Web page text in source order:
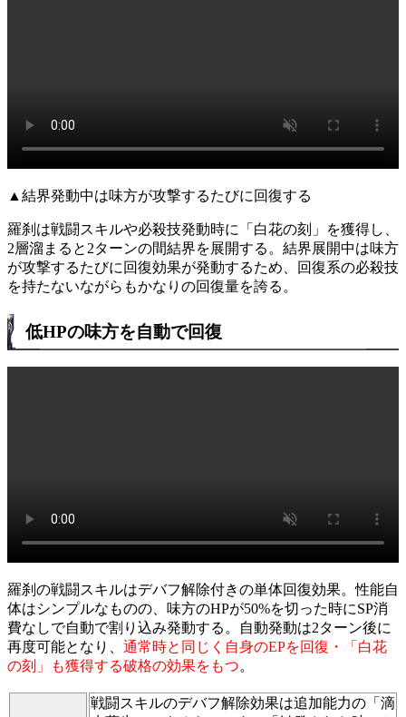
▲結界発動中は味方が攻撃するたびに回復する
羅刹は戦闘スキルや必殺技発動時に「白花の刻」を獲得し、
2層溜まると2ターンの間結界を展開する。結界展開中は味方
が攻撃するたびに回復効果が発動するため、回復系の必殺技
を持たないながらもかなりの回復量を誇る。
低HPの味方を自動で回復
羅刹の戦闘スキルはデバフ解除付きの単体回復効果。性能自
体はシンプルなものの、味方のHPが50%を切った時にSP消
費なしで自動で割り込み発動する。自動発動は2ターン後に
再度可能となり、 通常時と同じく自身のEPを回復・「白花
の刻」も獲得する破格の効果をもつ。
戦闘スキルのデバフ解除効果は追加能力の「滴